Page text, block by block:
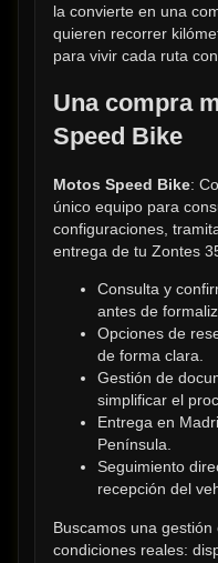
la convierte en una
quieren recorrer
para vivir cada ruta
Una compra
Speed Bike
Motos Speed Bike:
único equipo para
configuraciones,
entrega de tu Zontes
Consulta y
antes de
Opciones de
de forma clara.
Gestión de
simplificar el
Entrega en
Península.
Seguimiento
recepción del
Buscamos una
condiciones reales: